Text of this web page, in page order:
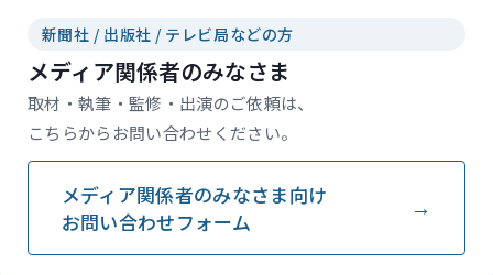
新聞社 / 出版社 / テレビ局などの方
メディア関係者のみなさま
取材・執筆・監修・出演のご依頼は、
こちらからお問い合わせください。
メディア関係者のみなさま向け
お問い合わせフォーム